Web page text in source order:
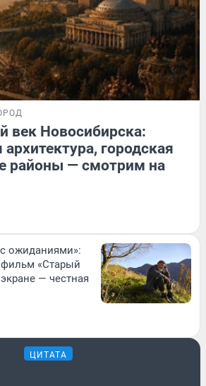
век Новосибирска:
городская
районы — смотрим на
ожиданиями»:
фильм «Старый
— честная
ЦИТАТА